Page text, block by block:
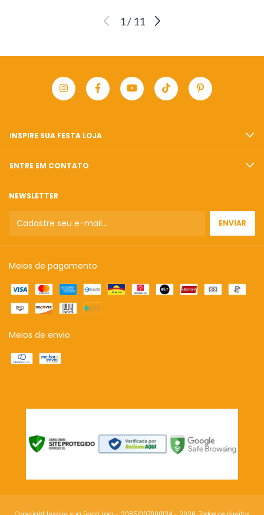
1/ 11
INSPIRE SUA FESTA LOJA
ENTRE EM CONTATO
NEWSLETTER
Meios de pagamento
Meios de envio